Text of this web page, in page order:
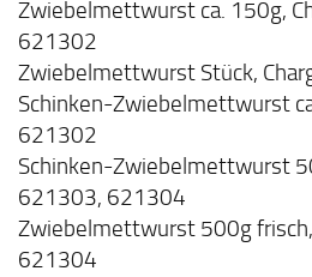
Zwiebelmettwurst ca. 150g,
621302
Zwiebelmettwurst Stück,
Schinken-Zwiebelmettwurst
621302
Schinken-Zwiebelmettwurst
621303, 621304
Zwiebelmettwurst 500g
621304